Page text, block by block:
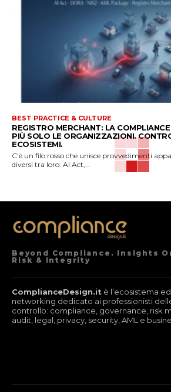
BEST PRACTICE & CULTURE
REGISTRO MERCHANT: LA
PIÙ SOLO LE ORGANIZZAZIONI.
ECOSISTEMI.
C'è un filo rosso che unisce provvedimenti
diversi tra loro: AI Act,...
Beyond Compliance. Insights
Risk & Integrity
ComplianceDesign.it è l’ecosistema
networking dedicato ai professionisti
controllo: compliance, governance, risk
audit, legal, privacy, security, AML e